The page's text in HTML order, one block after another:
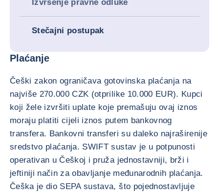
Izvršenje pravne odluke
Stečajni postupak
Plaćanje
Češki zakon ograničava gotovinska plaćanja na
najviše 270.000 CZK (otprilike 10.000 EUR). Kupci
koji žele izvršiti uplate koje premašuju ovaj iznos
moraju platiti cijeli iznos putem bankovnog
transfera. Bankovni transferi su daleko najraširenije
sredstvo plaćanja. SWIFT sustav je u potpunosti
operativan u Češkoj i pruža jednostavniji, brži i
jeftiniji način za obavljanje međunarodnih plaćanja.
Češka je dio SEPA sustava, što pojednostavljuje